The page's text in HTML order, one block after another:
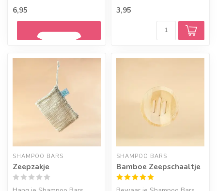
wegspoelen onder...
6,95
Geef een seintje
3,95
SHAMPOO BARS
Zeepzakje
SHAMPOO BARS
Bamboe Zeepschaaltje